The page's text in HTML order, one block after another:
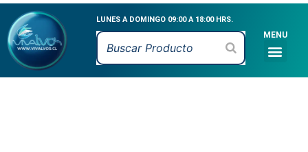
Ir
contenido
LUNES A DOMINGO 09:00 A 18:00 HRS.
MENU